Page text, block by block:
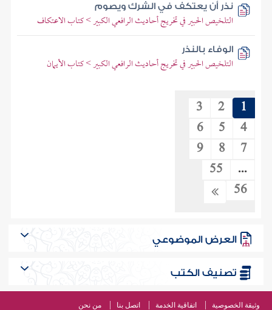
نذر أن يعتكف في الشرك ويصوم
التلخيص الحبير في تخريج أحاديث الرافعي الكبير > كتاب الاعتكاف
الوفاء بالنذر
التلخيص الحبير في تخريج أحاديث الرافعي الكبير > كتاب الأيمان
1
2
3
4
5
6
7
8
9
...
55
56
العرض الموضوعي
تصنيف الكتب
وثيقة الخصوصية اتفاقية الخدمة اتصل بنا من نحن